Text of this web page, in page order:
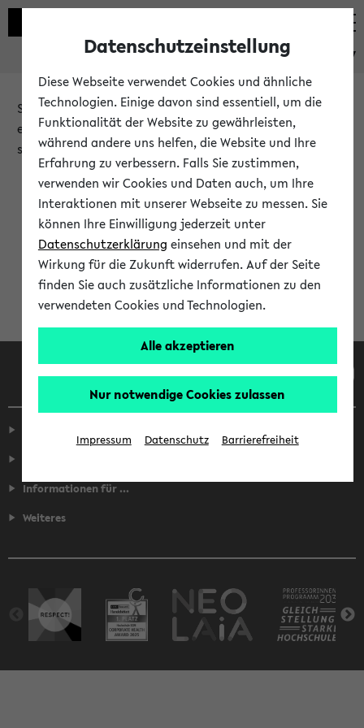
eKVV
Sie möchten auf eine eKVV Funktion zugreifen, die Ihnen
erst nach einer Anmeldung am System zur Verfügung
steht.
Bitte melden Sie sich an:
Anmeldung am eKVV
Informationen für ...
Weiteres
Datenschutzeinstellung
Diese Webseite verwendet Cookies und ähnliche
Technologien. Einige davon sind essentiell, um die
Funktionalität der Website zu gewährleisten,
während andere uns helfen, die Website und Ihre
Erfahrung zu verbessern. Falls Sie zustimmen,
verwenden wir Cookies und Daten auch, um Ihre
Interaktionen mit unserer Webseite zu messen. Sie
können Ihre Einwilligung jederzeit unter
Datenschutzerklärung einsehen und mit der
Wirkung für die Zukunft widerrufen. Auf der Seite
finden Sie auch zusätzliche Informationen zu den
verwendeten Cookies und Technologien.
Alle akzeptieren
Nur notwendige Cookies zulassen
Impressum Datenschutz Barrierefreiheit